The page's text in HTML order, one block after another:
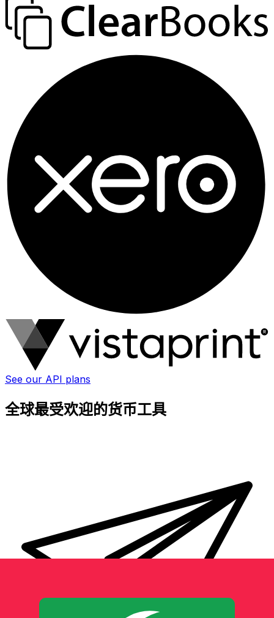
See our API plans
全球最受欢迎的货币工具